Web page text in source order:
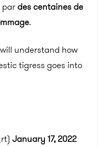
pardes centaines de
.
understand how
tigress goes into
January 17, 2022